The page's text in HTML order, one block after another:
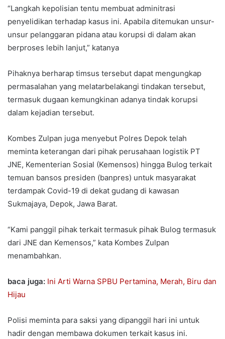
“Langkah kepolisian tentu membuat adminitrasi
penyelidikan terhadap kasus ini. Apabila ditemukan unsur-
unsur pelanggaran pidana atau korupsi di dalam akan
berproses lebih lanjut,” katanya
Pihaknya berharap timsus tersebut dapat mengungkap
permasalahan yang melatarbelakangi tindakan tersebut,
termasuk dugaan kemungkinan adanya tindak korupsi
dalam kejadian tersebut.
Kombes Zulpan juga menyebut Polres Depok telah
meminta keterangan dari pihak perusahaan logistik PT
JNE, Kementerian Sosial (Kemensos) hingga Bulog terkait
temuan bansos presiden (banpres) untuk masyarakat
terdampak Covid-19 di dekat gudang di kawasan
Sukmajaya, Depok, Jawa Barat.
“Kami panggil pihak terkait termasuk pihak Bulog termasuk
dari JNE dan Kemensos,” kata Kombes Zulpan
menambahkan.
baca juga: Ini Arti Warna SPBU Pertamina, Merah, Biru dan
Hijau
Polisi meminta para saksi yang dipanggil hari ini untuk
hadir dengan membawa dokumen terkait kasus ini.